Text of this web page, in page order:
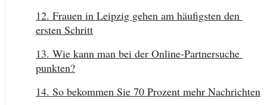
12. Frauen in Leipzig gehen am häufigsten den
ersten Schritt
13. Wie kann man bei der Online-Partnersuche
punkten?
14. So bekommen Sie 70 Prozent mehr Nachrichten